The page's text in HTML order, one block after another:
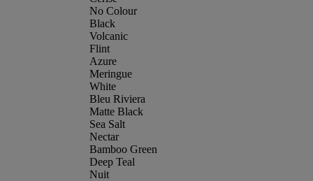
No Colour
Black
Volcanic
Flint
Azure
Meringue
White
Bleu Riviera
Matte Black
Sea Salt
Nectar
Bamboo Green
Deep Teal
Nuit